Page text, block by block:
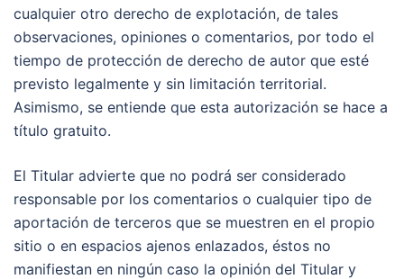
cualquier otro derecho de explotación, de tales
observaciones, opiniones o comentarios, por todo el
tiempo de protección de derecho de autor que esté
previsto legalmente y sin limitación territorial.
Asimismo, se entiende que esta autorización se hace a
título gratuito.
El Titular advierte que no podrá ser considerado
responsable por los comentarios o cualquier tipo de
aportación de terceros que se muestren en el propio
sitio o en espacios ajenos enlazados, éstos no
manifiestan en ningún caso la opinión del Titular y